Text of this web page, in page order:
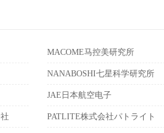
MACOME马控美研究所
NANABOSHI七星科学研究所
JAE日本航空电子
PATLITE株式会社パトライト